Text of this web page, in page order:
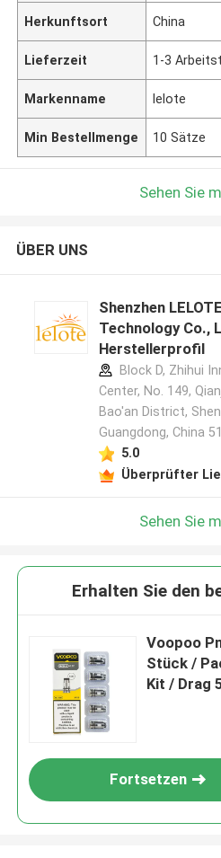
Herkunftsort China
Lieferzeit 1-3
Markenname lelote
Min Bestellmenge 10 Sätze
Sehen Sie
ÜBER UNS
Shenzhen LELOTE
Technology Co.,
Herstellerprofil
Block D, Zhihui
Center, No. 149,
Bao'an District,
Guangdong, China
5.0
Überprüfter
Sehen Sie
Erhalten Sie den
Voopoo
Stück /
Kit / Drag
Fortsetzen